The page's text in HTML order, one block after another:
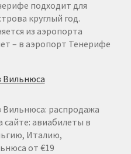
подходит для
круглый год.
из аэропорта
– в аэропорт Тенерифе
Вильнюса
распродажа
сайте: авиабилеты в
Италию,
от €19